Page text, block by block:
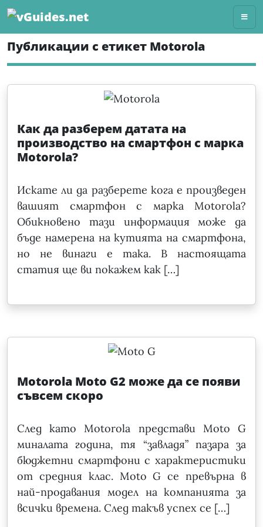
Skip
content
Публикации с етикет Motorola
Как да разберем датата на
производство на смартфон с марка
Motorola?
Искате ли да разберете кога е произведен
вашият смартфон с марка Motorola?
Обикновено тази информация може да
бъде намерена на кутията на смартфона,
но не винаги е така. В настоящата
статия ще ви покажем как […]
Motorola Moto G2 може да се появи
съвсем скоро
След като Motorola представи Moto G
миналата година, тя “завладя” пазара за
бюджетни смартфони с характеристики
от средния клас. Moto G се превърна в
най-продавания модел на компанията за
всички времена. След такъв успех се […]